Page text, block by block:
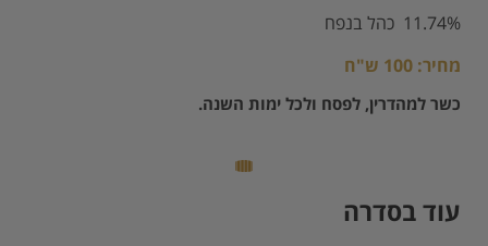
11.74% כהל בנפח
מחיר: 100 ש"ח
כשר למהדרין, לפסח ולכל ימות השנה.
עוד בסדרה